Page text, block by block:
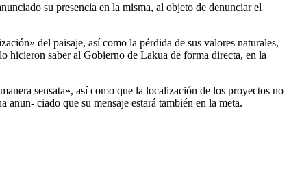
su presencia en la misma, al objeto de denunciar el
del paisaje, así como la pérdida de sus valores naturales,
hicieron saber al Gobierno de Lakua de forma directa, en la
sensata», así como que la localización de los proyectos no
ciado que su mensaje estará también en la meta.